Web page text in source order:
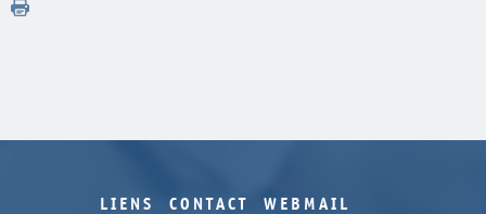
LIENS CONTACT WEBMAIL